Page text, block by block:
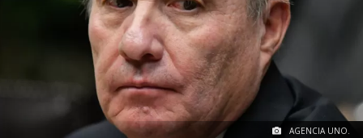
AGENCIA UNO.